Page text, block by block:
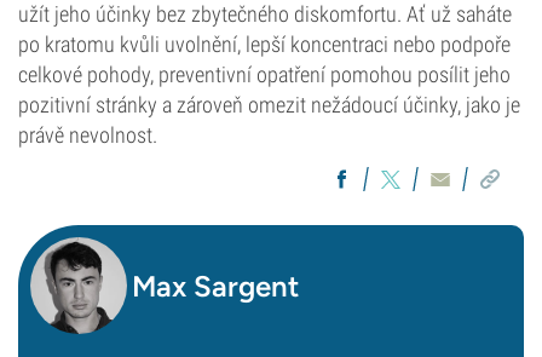
užít jeho účinky bez zbytečného diskomfortu. Ať už saháte
po kratomu kvůli uvolnění, lepší koncentraci nebo podpoře
celkové pohody, preventivní opatření pomohou posílit jeho
pozitivní stránky a zároveň omezit nežádoucí účinky, jako je
právě nevolnost.
Max Sargent